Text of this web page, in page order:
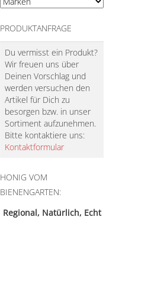
PRODUKTANFRAGE
Du vermisst ein Produkt?
Wir freuen uns über
Deinen Vorschlag und
werden versuchen den
Artikel für Dich zu
besorgen bzw. in unser
Sortiment aufzunehmen.
Bitte kontaktiere uns:
Kontaktformular
HONIG VOM
BIENENGARTEN:
Regional, Natürlich, Echt